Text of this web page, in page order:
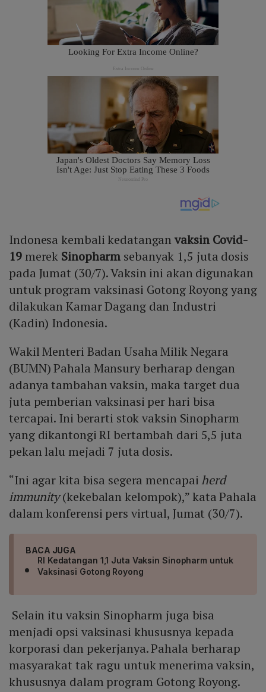
Indonesa kembali kedatanganvaksin Covid-
19merek Sinopharm sebanyak 1,5 juta dosis
pada Jumat (30/7). Vaksin ini akan digunakan
untuk program vaksinasi Gotong Royong yang
dilakukan Kamar Dagang dan Industri
(Kadin) Indonesia.
Wakil Menteri Badan Usaha Milik Negara
(BUMN) Pahala Mansury berharap dengan
adanya tambahan vaksin, maka target dua
juta pemberian vaksinasi per hari bisa
tercapai. Ini berarti stok vaksin Sinopharm
yang dikantongi RI bertambah dari 5,5 juta
pekan lalu mejadi 7 juta dosis.
“Ini agar kita bisa segera mencapaiherd
immunity(kekebalan kelompok),” kata Pahala
dalam konferensi pers virtual, Jumat (30/7).
BACA JUGA
RI Kedatangan 1,1 Juta Vaksin Sinopharm untuk
Vaksinasi Gotong Royong
Selain itu vaksin Sinopharm juga bisa
menjadi opsi vaksinasi khususnya kepada
korporasi dan pekerjanya. Pahala berharap
masyarakat tak ragu untuk menerima vaksin,
khususnya dalam program Gotong Royong.